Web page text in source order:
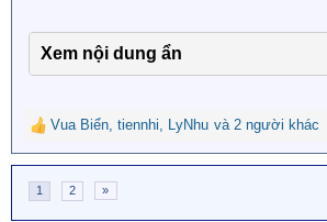
Xem nội dung ẩn
R
e
Vua Biển, tiennhi, LyNhu và 2 người khác
1 2 »